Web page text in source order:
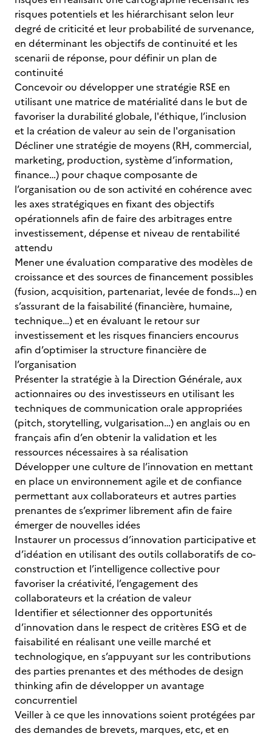
risques potentiels et les hiérarchisant selon leur
degré de criticité et leur probabilité de survenance,
en déterminant les objectifs de continuité et les
scenarii de réponse, pour définir un plan de
continuité
Concevoir ou développer une stratégie RSE en
utilisant une matrice de matérialité dans le but de
favoriser la durabilité globale, l'éthique, l’inclusion
et la création de valeur au sein de l'organisation
Décliner une stratégie de moyens (RH, commercial,
marketing, production, système d’information,
finance…) pour chaque composante de
l’organisation ou de son activité en cohérence avec
les axes stratégiques en fixant des objectifs
opérationnels afin de faire des arbitrages entre
investissement, dépense et niveau de rentabilité
attendu
Mener une évaluation comparative des modèles de
croissance et des sources de financement possibles
(fusion, acquisition, partenariat, levée de fonds…) en
s’assurant de la faisabilité (financière, humaine,
technique…) et en évaluant le retour sur
investissement et les risques financiers encourus
afin d’optimiser la structure financière de
l’organisation
Présenter la stratégie à la Direction Générale, aux
actionnaires ou des investisseurs en utilisant les
techniques de communication orale appropriées
(pitch, storytelling, vulgarisation…) en anglais ou en
français afin d’en obtenir la validation et les
ressources nécessaires à sa réalisation
Développer une culture de l’innovation en mettant
en place un environnement agile et de confiance
permettant aux collaborateurs et autres parties
prenantes de s’exprimer librement afin de faire
émerger de nouvelles idées
Instaurer un processus d’innovation participative et
d’idéation en utilisant des outils collaboratifs de co-
construction et l’intelligence collective pour
favoriser la créativité, l’engagement des
collaborateurs et la création de valeur
Identifier et sélectionner des opportunités
d’innovation dans le respect de critères ESG et de
faisabilité en réalisant une veille marché et
technologique, en s’appuyant sur les contributions
des parties prenantes et des méthodes de design
thinking afin de développer un avantage
concurrentiel
Veiller à ce que les innovations soient protégées par
des demandes de brevets, marques, etc, et en